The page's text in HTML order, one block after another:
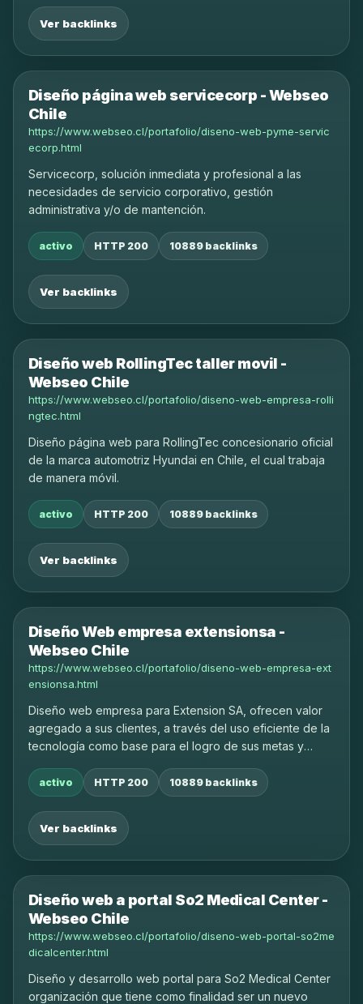
Ver backlinks
Diseño página web servicecorp - Webseo
Chile
https://www.webseo.cl/portafolio/diseno-web-pyme-servic
ecorp.html
Servicecorp, solución inmediata y profesional a las
necesidades de servicio corporativo, gestión
administrativa y/o de mantención.
activo HTTP 200 10889 backlinks
Ver backlinks
Diseño web RollingTec taller movil -
Webseo Chile
https://www.webseo.cl/portafolio/diseno-web-empresa-rolli
ngtec.html
Diseño página web para RollingTec concesionario oficial
de la marca automotriz Hyundai en Chile, el cual trabaja
de manera móvil.
activo HTTP 200 10889 backlinks
Ver backlinks
Diseño Web empresa extensionsa -
Webseo Chile
https://www.webseo.cl/portafolio/diseno-web-empresa-ext
ensionsa.html
Diseño web empresa para Extension SA, ofrecen valor
agregado a sus clientes, a través del uso eficiente de la
tecnología como base para el logro de sus metas y
activo HTTP 200 10889 backlinks
Ver backlinks
Diseño web a portal So2 Medical Center -
Webseo Chile
https://www.webseo.cl/portafolio/diseno-web-portal-so2me
dicalcenter.html
Diseño y desarrollo web portal para So2 Medical Center
organización que tiene como finalidad ser un nuevo